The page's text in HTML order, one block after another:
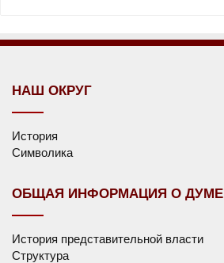
НАШ ОКРУГ
История
Символика
ОБЩАЯ ИНФОРМАЦИЯ О ДУМЕ
История представительной власти
Структура